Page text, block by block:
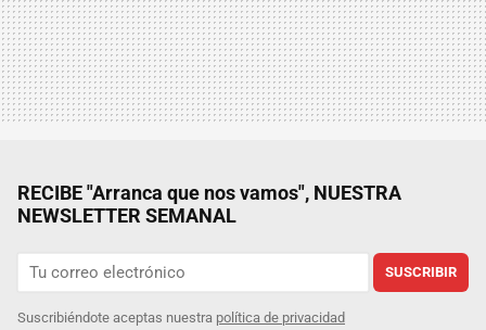
RECIBE "Arranca que nos vamos", NUESTRA
NEWSLETTER SEMANAL
SUSCRIBIR
Suscribiéndote aceptas nuestra política de privacidad